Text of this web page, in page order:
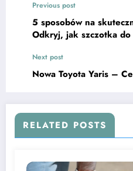
Previous post
5 sposobów na
Odkryj, jak szczotka
Next post
Nowa Toyota Yaris –
RELATED POSTS